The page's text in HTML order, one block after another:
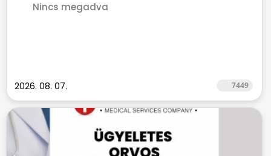
Nincs megadva
2026. 08. 07. 7449